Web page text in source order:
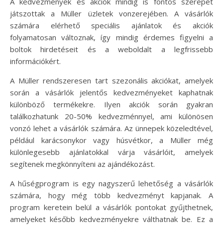
játszottak a Müller üzletek vonzerejében. A vásárlók
számára elérhető speciális ajánlatok és akciók
folyamatosan változnak, így mindig érdemes figyelni a
boltok hirdetéseit és a weboldalt a legfrissebb
információkért.
A Müller rendszeresen tart szezonális akciókat, amelyek
során a vásárlók jelentős kedvezményeket kaphatnak
különböző termékekre. Ilyen akciók során gyakran
találkozhatunk 20-50% kedvezménnyel, ami különösen
vonzó lehet a vásárlók számára. Az ünnepek közeledtével,
például karácsonykor vagy húsvétkor, a Müller még
különlegesebb ajánlatokkal várja vásárlóit, amelyek
segítenek megkönnyíteni az ajándékozást.
A hűségprogram is egy nagyszerű lehetőség a vásárlók
számára, hogy még több kedvezményt kapjanak. A
program keretein belül a vásárlók pontokat gyűjthetnek,
amelyeket később kedvezményekre válthatnak be. Ez a